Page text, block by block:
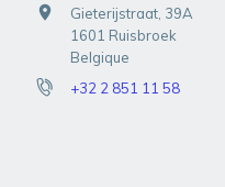
Gieterijstraat, 39A
1601 Ruisbroek
Belgique
+32 2 851 11 58